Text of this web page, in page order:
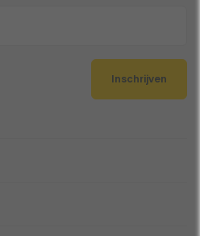
Inschrijven